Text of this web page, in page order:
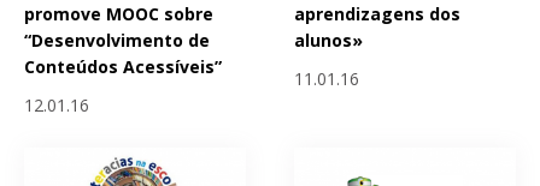
promove MOOC sobre
“Desenvolvimento de
Conteúdos Acessíveis”
12.01.16
aprendizagens dos
alunos»
11.01.16